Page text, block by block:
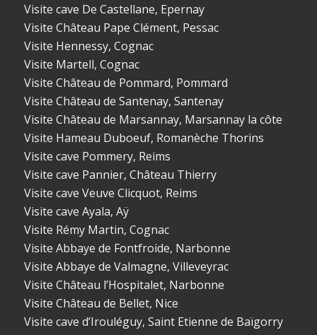
Visite cave De Castellane, Epernay
Visite Château Pape Clément, Pessac
Visite Hennessy, Cognac
Visite Martell, Cognac
Visite Château de Pommard, Pommard
Visite Château de Santenay, Santenay
Visite Château de Marsannay, Marsannay la côte
Visite Hameau Duboeuf, Romanèche Thorins
Visite cave Pommery, Reims
Visite cave Pannier, Château Thierry
Visite cave Veuve Clicquot, Reims
Visite cave Ayala, Aÿ
Visite Rémy Martin, Cognac
Visite Abbaye de Fontfroide, Narbonne
Visite Abbaye de Valmagne, Villeveyrac
Visite Château l’Hospitalet, Narbonne
Visite Château de Bellet, Nice
Visite cave d’Irouléguy, Saint Etienne de Baïgorry